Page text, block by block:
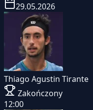
29.05.2026
Thiago Agustin Tirante
Zakończony
12:00